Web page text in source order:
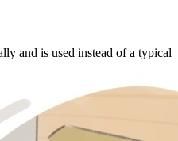
and is used instead of a typical